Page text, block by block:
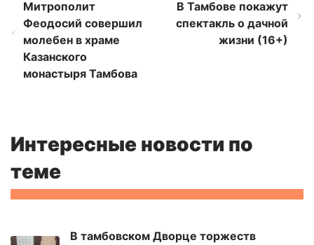
Митрополит
Феодосий совершил
молебен в храме
Казанского
монастыря Тамбова
В Тамбове покажут
спектакль о дачной
жизни (16+)
Интересные новости по
теме
В тамбовском Дворце торжеств